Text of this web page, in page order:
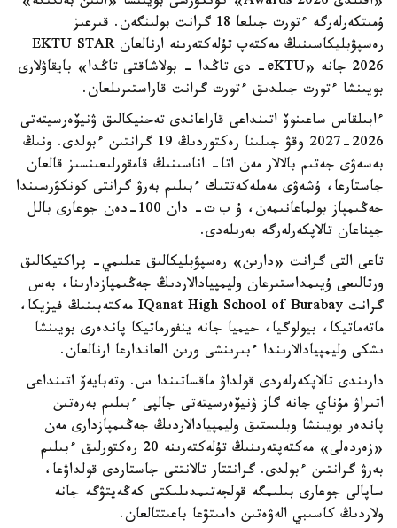
ۇمىتكەرلەرگە ءتورت جىلعا 18 گرانت بولىنگەن. قىرعىز
رەسپۋبليكاسىنىڭ مەكتەپ تۇلەكتەرىنە ارنالعان EKTU STAR
2026 جانە «eKTU- دى تاڭدا - بولاشاقتى تاڭدا» بايقاۋلارى
بويىنشا ءتورت جىلدىق ءتورت گرانت قاراستىرىلعان.
ءابىلقاس ساعىنوۆ اتىنداعى قاراعاندى تەحنيكالىق ۋنيۆەرسيتەتى
2026-2027 وقۋ جىلىنا رەكتوردىڭ 19 گرانتىن ءبولدى. ونىڭ
بەسەۋى جەتىم بالالار مەن اتا- اناسىنىڭ قامقورلىعىنسىز قالعان
جاستارعا، ۇشەۋى مەملەكەتتىك ءبىلىم بەرۋ گرانتى كونكۋرسىندا
جەڭىمپاز بولماعانىمەن، ۇ ب ت- دان 100-دەن جوعارى بالل
جيناعان تالاپكەرلەرگە بەرىلەدى.
تاعى التى گرانت «دارىن» رەسپۋبليكالىق عىلىمي- پراكتيكالىق
ورتالىعى ۇيىمداستىرعان وليمپيادالاردىڭ جەڭىمپازدارىنا، بەس
گرانت IQanat High School of Burabay مەكتەبىنىڭ فيزيكا،
ماتەماتيكا، بيولوگيا، حيميا جانە ينفورماتيكا پاندەرى بويىنشا
ىشكى وليمپيادالارىندا ءبىرىنشى ورىن العاندارعا ارنالعان.
دارىندى تالاپكەرلەردى قولداۋ ماقساتىندا س. وتەبايەۆ اتىنداعى
اتىراۋ مۇناي جانە گاز ۋنيۆەرسيتەتى جالپى ءبىلىم بەرەتىن
پاندەر بويىنشا وبلىستىق وليمپيادالاردىڭ جەڭىمپازدارى مەن
«زەردەلى» مەكتەپتەرىنىڭ تۇلەكتەرىنە 20 رەكتورلىق ءبىلىم
بەرۋ گرانتىن ءبولدى. گرانتتار تالانتتى جاستاردى قولداۋعا،
ساپالى جوعارى بىلىمگە قولجەتىمدىلىكتى كەڭەيتۋگە جانە
ولاردىڭ كاسىبي الەۋەتىن دامىتۋعا باعىتتالعان.